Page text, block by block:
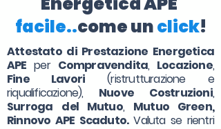
facile..come unclick!
Attestato di Prestazione Energetica
APE per Compravendita, Locazione,
Fine Lavori (ristrutturazione e
riqualificazione), Nuove Costruzioni,
Surroga
del Mutuo, Mutuo Green,
Rinnovo APE Scaduto.Valuta se rientri